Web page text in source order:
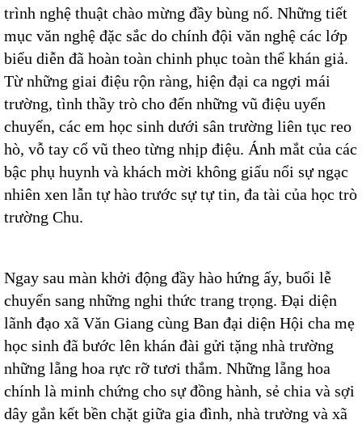
trình nghệ thuật chào mừng đầy bùng nổ. Những tiết
mục văn nghệ đặc sắc do chính đội văn nghệ các lớp
biểu diễn đã hoàn toàn chinh phục toàn thể khán giả.
Từ những giai điệu rộn ràng, hiện đại ca ngợi mái
trường, tình thầy trò cho đến những vũ điệu uyển
chuyển, các em học sinh dưới sân trường liên tục reo
hò, vỗ tay cổ vũ theo từng nhịp điệu. Ánh mắt của các
bậc phụ huynh và khách mời không giấu nổi sự ngạc
nhiên xen lẫn tự hào trước sự tự tin, đa tài của học trò
trường Chu.
Ngay sau màn khởi động đầy hào hứng ấy, buổi lễ
chuyển sang những nghi thức trang trọng. Đại diện
lãnh đạo xã Văn Giang cùng Ban đại diện Hội cha mẹ
học sinh đã bước lên khán đài gửi tặng nhà trường
những lẵng hoa rực rỡ tươi thắm. Những lẵng hoa
chính là minh chứng cho sự đồng hành, sẻ chia và sợi
dây gắn kết bền chặt giữa gia đình, nhà trường và xã